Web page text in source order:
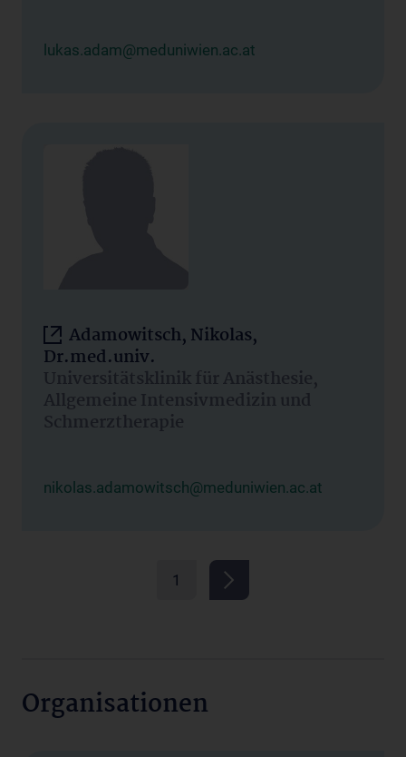
lukas.adam@meduniwien.ac.at
Adamowitsch, Nikolas,
Dr.med.univ.
Universitätsklinik für Anästhesie,
Allgemeine Intensivmedizin und
Schmerztherapie
nikolas.adamowitsch@meduniwien.ac.at
1
Organisationen